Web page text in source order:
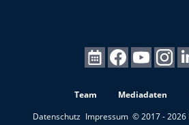
Team Mediadaten
Datenschutz Impressum © 2017 - 2026